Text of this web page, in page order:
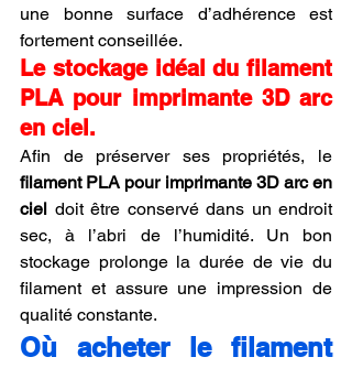
une bonne surface d’adhérence est
fortement conseillée.
Le stockage idéal du filament
PLA pour imprimante 3D arc
en ciel.
filament PLA pour imprimante 3D arc en
ciel doit être conservé dans un endroit
sec, à l’abri de l’humidité. Un bon
stockage prolonge la durée de vie du
filament et assure une impression de
qualité constante.
Où acheter le filament